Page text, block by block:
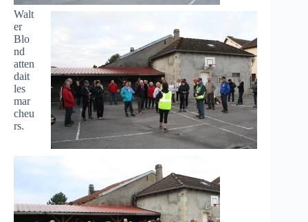
Walt
er
Blo
nd
atten
dait
les
mar
cheu
rs.